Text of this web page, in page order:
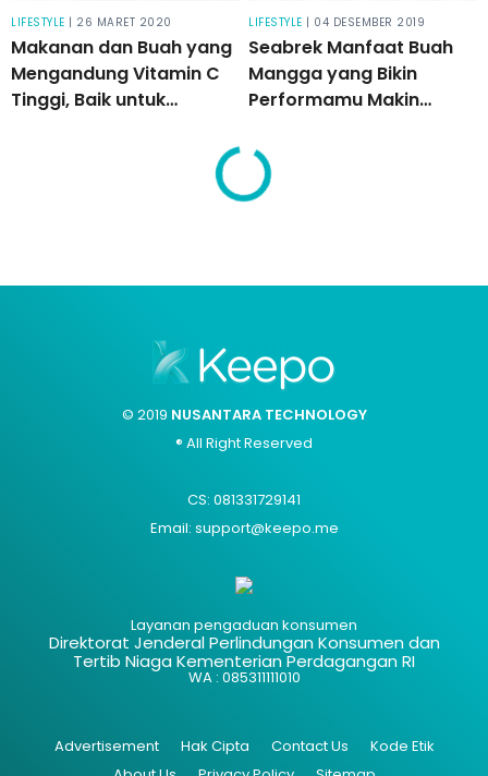
LIFESTYLE | 26 MARET 2020
Makanan dan Buah yang
Mengandung Vitamin C
Tinggi, Baik untuk
LIFESTYLE | 04 DESEMBER 2019
Seabrek Manfaat Buah
Mangga yang Bikin
Performamu Makin
© 2019 NUSANTARA TECHNOLOGY
® All Right Reserved
CS: 081331729141
Email: support@keepo.me
Layanan pengaduan konsumen
Direktorat Jenderal Perlindungan Konsumen dan
Tertib Niaga Kementerian Perdagangan RI
WA : 085311111010
Advertisement Hak Cipta Contact Us
Kode Etik